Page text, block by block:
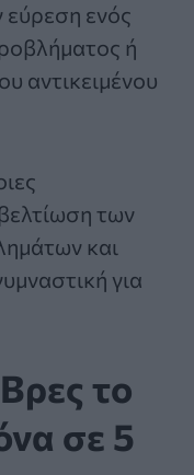
εύρεση ενός
ή
αντικειμένου
των
και
για
το
σε 5